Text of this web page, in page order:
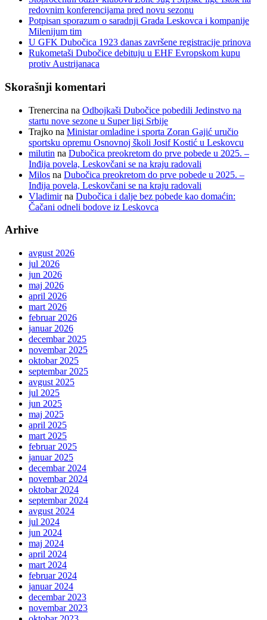
redovnim konferencijama pred novu sezonu
Potpisan sporazum o saradnji Grada Leskovca i kompanije
Milenijum tim
U GFK Dubočica 1923 danas završene registracije prinova
Rukometaši Dubočice debituju u EHF Evropskom kupu
protiv Austrijanaca
Skorašnji komentari
Trenercina na Odbojkaši Dubočice pobedili Jedinstvo na
startu nove sezone u Super ligi Srbije
Trajko na Ministar omladine i sporta Zoran Gajić uručio
sportsku opremu Osnovnoj školi Josif Kostić u Leskovcu
milutin na Dubočica preokretom do prve pobede u 2025. –
Inđija povela, Leskovčani se na kraju radovali
Milos na Dubočica preokretom do prve pobede u 2025. –
Inđija povela, Leskovčani se na kraju radovali
Vladimirna Dubočica i dalje bez pobede kao domaćin:
Čačani odneli bodove iz Leskovca
Arhive
avgust 2026
jul 2026
jun 2026
maj 2026
april 2026
mart 2026
februar 2026
januar 2026
decembar 2025
novembar 2025
oktobar 2025
septembar 2025
avgust 2025
jul 2025
jun 2025
maj 2025
april 2025
mart 2025
februar 2025
januar 2025
decembar 2024
novembar 2024
oktobar 2024
septembar 2024
avgust 2024
jul 2024
jun 2024
maj 2024
april 2024
mart 2024
februar 2024
januar 2024
decembar 2023
novembar 2023